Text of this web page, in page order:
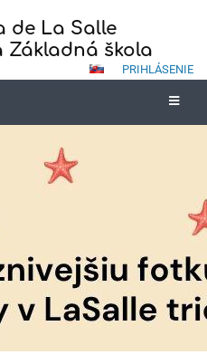
de La Salle
Základná škola
PRIHLÁSENIE